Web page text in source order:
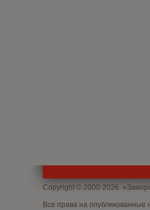
Copyright © 2000-2026.
Все права на опубликованные